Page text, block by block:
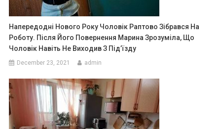
Напередодні Нового Року Чоловік Раптово Зібрався На
Роботу. Після Його Повернення Марина Зрозуміла, Що
Чоловік Навіть Не Виходив З Під’їзду
December 23, 2021 admin